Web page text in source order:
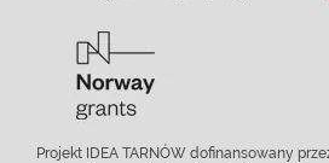
Projekt IDEA TARNÓW dofinansowany